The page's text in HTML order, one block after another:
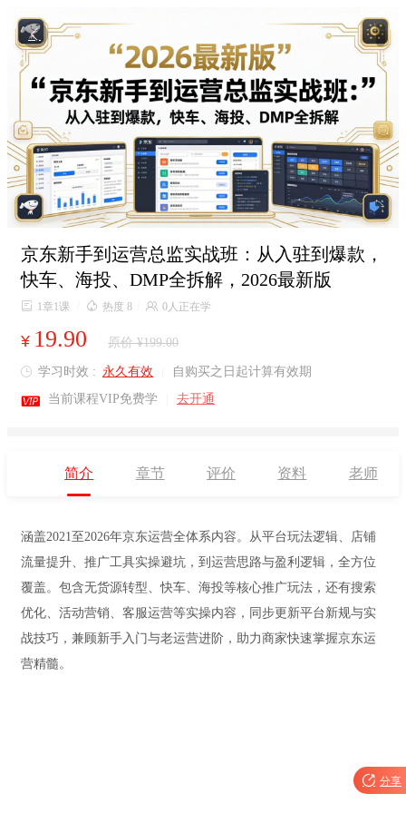

京东新手到运营总监实战班：从入驻到爆款，
快车、海投、DMP全拆解，2026最新版
 1章1课  热度 8  0人正在学
¥ 19.90 原价 ¥199.00
 学习时效 : 永久有效 自购买之日起计算有效期
 当前课程VIP免费学 去开通
简介 章节 评价 资料 老师
涵盖2021至2026年京东运营全体系内容。从平台玩法逻辑、店铺
流量提升、推广工具实操避坑，到运营思路与盈利逻辑，全方位
覆盖。包含无货源转型、快车、海投等核心推广玩法，还有搜索
优化、活动营销、客服运营等实操内容，同步更新平台新规与实
战技巧，兼顾新手入门与老运营进阶，助力商家快速掌握京东运
营精髓。
 分享